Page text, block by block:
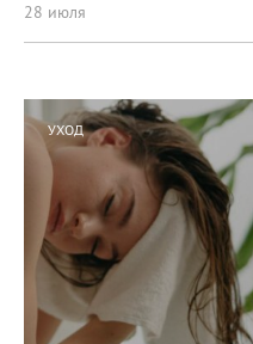
28 июля
УХОД